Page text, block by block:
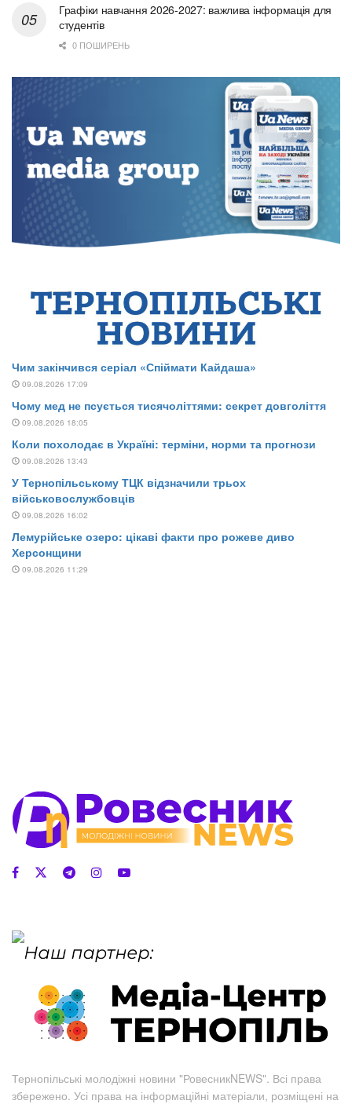
Графіки навчання 2026-2027: важлива інформація для
студентів
0 ПОШИРЕНЬ
Тернопільські молодіжні новини "РовесникNEWS". Всі права
збережено. Усі права на інформаційні матеріали, розміщені на